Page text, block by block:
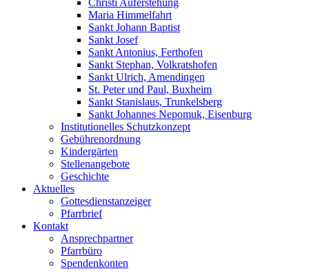
Christi Auferstehung
Maria Himmelfahrt
Sankt Johann Baptist
Sankt Josef
Sankt Antonius, Ferthofen
Sankt Stephan, Volkratshofen
Sankt Ulrich, Amendingen
St. Peter und Paul, Buxheim
Sankt Stanislaus, Trunkelsberg
Sankt Johannes Nepomuk, Eisenburg
Institutionelles Schutzkonzept
Gebührenordnung
Kindergärten
Stellenangebote
Geschichte
Aktuelles
Gottesdienstanzeiger
Pfarrbrief
Kontakt
Ansprechpartner
Pfarrbüro
Spendenkonten